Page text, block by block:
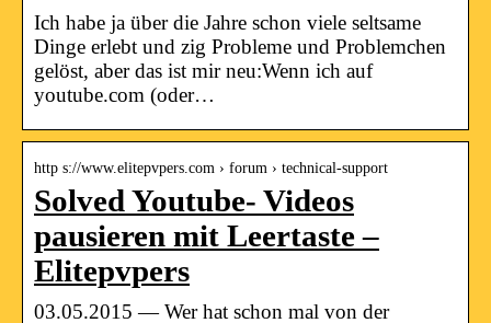
Ich habe ja über die Jahre schon viele seltsame
Dinge erlebt und zig Probleme und Problemchen
gelöst, aber das ist mir neu:Wenn ich auf
youtube.com (oder…
http s://www.elitepvpers.com › forum › technical-support
Solved Youtube- Videos
pausieren mit Leertaste –
Elitepvpers
03.05.2015 — Wer hat schon mal von der